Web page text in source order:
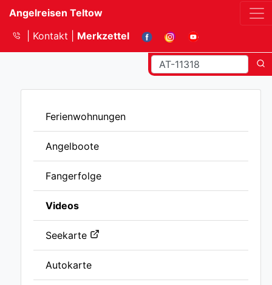
Angelreisen Teltow
Kontakt
Merkzettel
Ferienwohnungen
Angelboote
Fangerfolge
Videos
Seekarte
Autokarte